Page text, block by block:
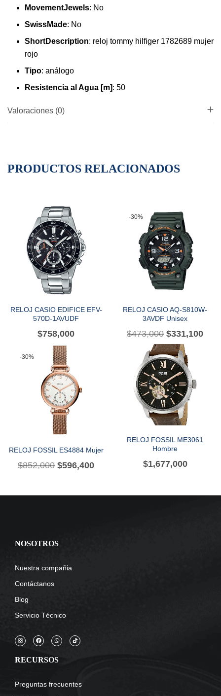
MovementJewels: No
SwissMade: No
ShortDescription: reloj tommy hilfiger 1782689 mujer
rojo
Tipo: análogo
Resistencia al Agua [m]: 50
Valoraciones (0)
PRODUCTOS RELACIONADOS
RELOJ CASIO EDIFICE EFV-
570D-1AVUDF
$758,000
-30%
RELOJ CASIO AQ-S810W-
3AVDF Unisex
$473,000 $331,100
-30%
RELOJ FOSSIL ES4884 Mujer
$852,000 $596,400
RELOJ FOSSIL ME3061
Hombre
$1,677,000
NOSOTROS
Nuestra compañia
Contáctanos
Blog
Servicio Técnico
RECURSOS
Preguntas frecuentes